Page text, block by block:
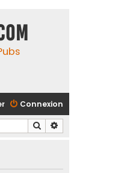
Connexion
Rechercher